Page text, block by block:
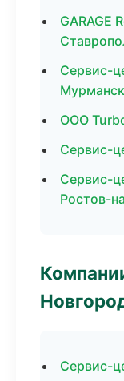
GARAGE
Сервис-
Мурманск
ООО
Сервис-
Сервис-
Ростов-
Сервис-